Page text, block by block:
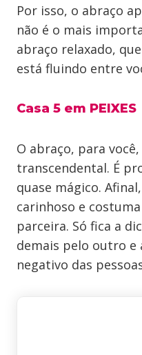
Por isso, o abraço
não é o mais
abraço relaxado,
está fluindo entre
Casa 5 em PEIXES
O abraço, para
transcendental. É
quase mágico.
carinhoso e
parceira. Só fica a
demais pelo outro e
negativo das